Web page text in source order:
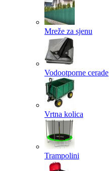
Mreže za sjenu
Vodootporne cerade
Vrtna kolica
Trampolini